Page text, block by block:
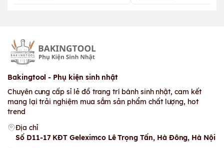
Bakingtool - Phụ kiện sinh nhật
Chuyên cung cấp sỉ lẻ đồ trang trí bánh sinh nhật, cam kết
mang lại trải nghiệm mua sắm sản phẩm chất lượng, hot
trend
Địa chỉ
Số D11-17 KĐT Geleximco Lê Trọng Tấn, Hà Đông, Hà Nội